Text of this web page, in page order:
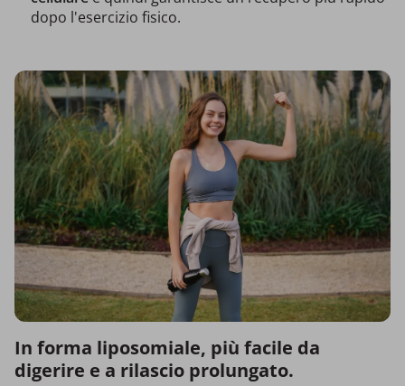
dopo l'esercizio fisico.
In forma liposomiale, più facile da
digerire e a rilascio prolungato.